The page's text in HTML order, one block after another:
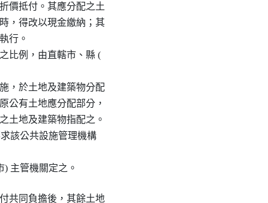
價抵付。其應分配之土
，得改以現金繳納；其
行。
比例，由直轄市、縣 (
，於土地及建築物分配
公有土地應分配部分，
土地及建築物指配之。
該公共設施管理機構
主管機關定之。
共同負擔後，其餘土地